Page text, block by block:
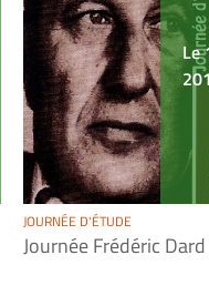
Le
JOURNÉE D'ÉTUDE
Journée Frédéric Dard